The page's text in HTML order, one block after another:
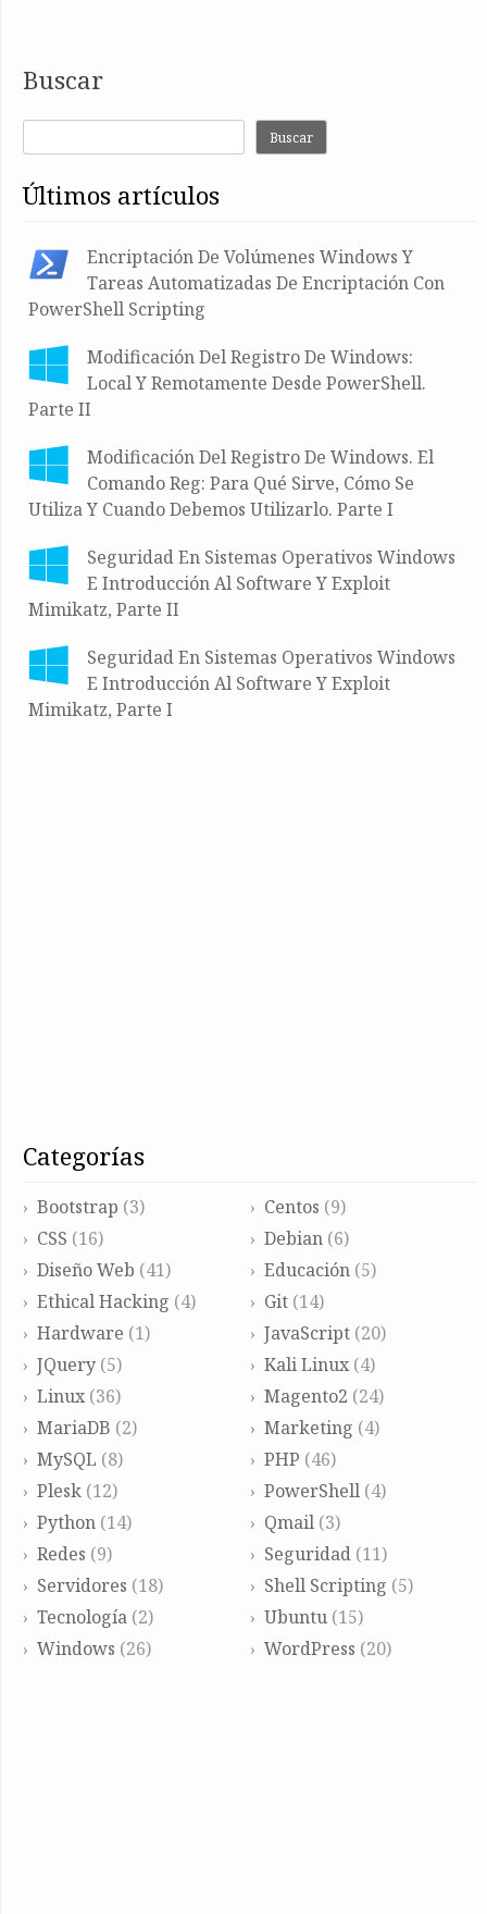
Buscar
Buscar
últimos artículos
Encriptación De Volúmenes Windows Y
Tareas Automatizadas De Encriptación Con
PowerShell Scripting
Modificación Del Registro De Windows:
Local Y Remotamente Desde PowerShell.
Parte II
Modificación Del Registro De Windows. El
Comando Reg: Para Qué Sirve, Cómo Se
Utiliza Y Cuando Debemos Utilizarlo. Parte I
Seguridad En Sistemas Operativos Windows
E Introducción Al Software Y Exploit
Mimikatz, Parte II
Seguridad En Sistemas Operativos Windows
E Introducción Al Software Y Exploit
Mimikatz, Parte I
categorías
Bootstrap (3) Centos (9)
CSS (16) Debian(6)
Diseño Web (41) Educación(5)
Ethical Hacking (4) Git(14)
Hardware (1) JavaScript(20)
JQuery (5) Kali Linux(4)
Linux (36) Magento2 (24)
MariaDB (2) Marketing (4)
MySQL (8) PHP (46)
Plesk (12) PowerShell(4)
Python (14) Qmail(3)
Redes (9) Seguridad(11)
Servidores (18) Shell Scripting (5)
Tecnología (2) Ubuntu(15)
Windows (26) WordPress (20)